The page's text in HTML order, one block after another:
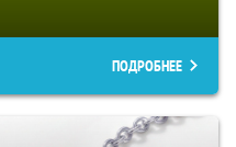
ПОДРОБНЕЕ